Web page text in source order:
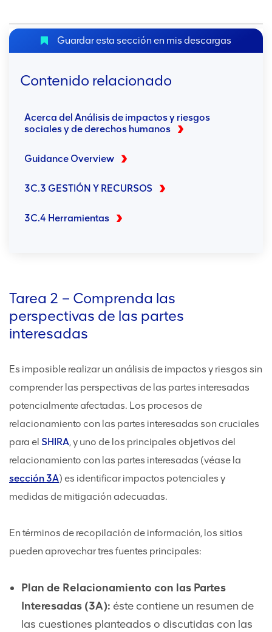
Guardar esta sección en mis descargas
Contenido relacionado
Acerca del Análisis de impactos y riesgos
sociales y de derechos humanos
Guidance Overview
3C.3 GESTIÓN Y RECURSOS
3C.4 Herramientas
Tarea 2 – Comprenda las
perspectivas de las partes
interesadas
Es imposible realizar un análisis de impactos y riesgos sin
comprender las perspectivas de las partes interesadas
potencialmente afectadas. Los procesos de
relacionamiento con las partes interesadas son cruciales
para el SHIRA, y uno de los principales objetivos del
relacionamiento con las partes interesadas (véase la
sección 3A) es identificar impactos potenciales y
medidas de mitigación adecuadas.
En términos de recopilación de información, los sitios
pueden aprovechar tres fuentes principales:
Plan de Relacionamiento con las Partes
Interesadas (3A): éste contiene un resumen de
las cuestiones planteados o discutidas con las